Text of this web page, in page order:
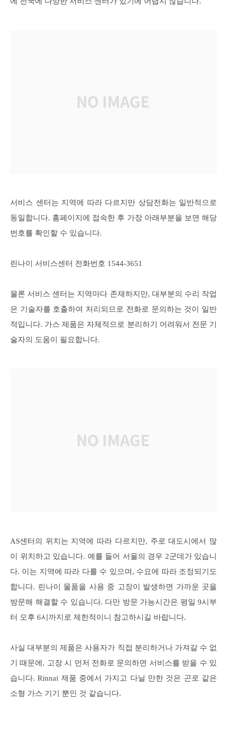
서비스 센터는 지역에 따라 다르지만 상담전화는 일반적으로
동일합니다. 홈페이지에 접속한 후 가장 아래부분을 보면 해당
번호를 확인할 수 있습니다.
린나이 서비스센터 전화번호 1544-3651
물론 서비스 센터는 지역마다 존재하지만, 대부분의 수리 작업
은 기술자를 호출하여 처리되므로 전화로 문의하는 것이 일반
적입니다. 가스 제품은 자체적으로 분리하기 어려워서 전문 기
술자의 도움이 필요합니다.
AS센터의 위치는 지역에 따라 다르지만, 주로 대도시에서 많
이 위치하고 있습니다. 예를 들어 서울의 경우 2군데가 있습니
다. 이는 지역에 따라 다를 수 있으며, 수요에 따라 조정되기도
합니다. 린나이 물품을 사용 중 고장이 발생하면 가까운 곳을
방문해 해결할 수 있습니다. 다만 방문 가능시간은 평일 9시부
터 오후 6시까지로 제한적이니 참고하시길 바랍니다.
사실 대부분의 제품은 사용자가 직접 분리하거나 가져갈 수 없
기 때문에, 고장 시 먼저 전화로 문의하면 서비스를 받을 수 있
습니다. Rinnai 제품 중에서 가지고 다닐 만한 것은 곤로 같은
소형 가스 기기 뿐인 것 같습니다.